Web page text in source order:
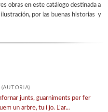
obras en este catálogo destinada a
por las buenas historias y
(AUTORIA)
junts, guarniments per fer
un arbre, tu i jo. L'ar...